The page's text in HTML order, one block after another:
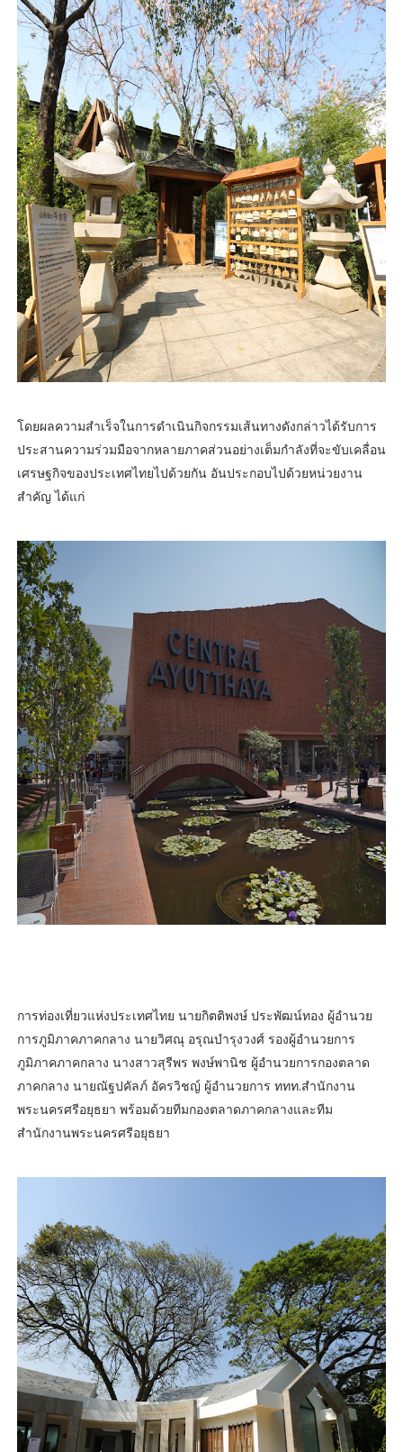
โดยผลความสำเร็จในการดำเนินกิจกรรมเส้นทางดังกล่าวได้รับการ
ประสานความร่วมมือจากหลายภาคส่วนอย่างเต็มกำลังที่จะขับเคลื่อน
เศรษฐกิจของประเทศไทยไปด้วยกัน อันประกอบไปด้วยหน่วยงาน
สำคัญ ได้แก่
การท่องเที่ยวแห่งประเทศไทย นายกิตติพงษ์ ประพัฒน์ทอง ผู้อำนวย
การภูมิภาคภาคกลาง นายวิศณุ อรุณบำรุงวงศ์ รองผู้อำนวยการ
ภูมิภาคภาคกลาง นางสาวสุรีพร พงษ์พานิช ผู้อำนวยการกองตลาด
ภาคกลาง นายณัฐปคัลภ์ อัครวิชญ์ ผู้อำนวยการ ททท.สำนักงาน
พระนครศรีอยุธยา พร้อมด้วยทีมกองตลาดภาคกลางและทีม
สำนักงานพระนครศรีอยุธยา